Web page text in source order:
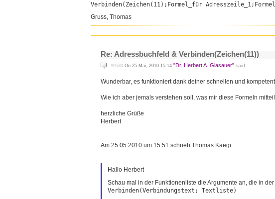
Verbinden(Zeichen(11);Formel_ für
Gruss, Thomas
Re: Adressbuchfeld & Verbinden(Zeichen(11))
#9530 On 25 Mai, 2010 15:14 "Dr. Herbert A. Glasauer" said,
Wunderbar, es funktioniert dank deiner schnellen und
Wie ich aber jemals verstehen soll, was mir diese Formeln
herzliche Grüße
Herbert
Am 25.05.2010 um 15:51 schrieb Thomas Kaegi:
Hallo Herbert
Schau mal in der Funktionenliste die Argumente an, die in
Verbinden(Verbindungstext; Textliste)